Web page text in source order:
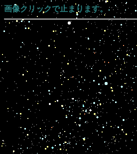
画像クリックで止まります。